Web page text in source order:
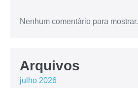
Nenhum comentário para mostrar.
Arquivos
julho 2026